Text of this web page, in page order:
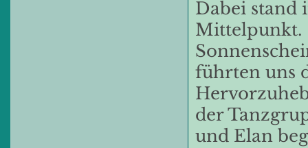
Dabei stand
Mittelpunkt.
führten uns
der
und Elan